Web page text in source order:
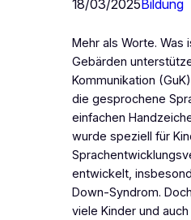
18/03/2025Bildung
Mehr als Worte. Was
Gebärden
Kommunikation
die gesprochene
einfachen
wurde speziell für
entwickelt,
Down-Syndrom.
viele Kinder und